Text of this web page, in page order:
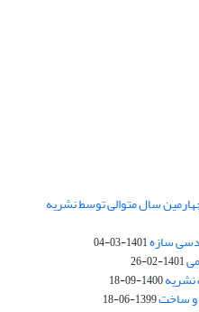
سال متوالی توسط نشریه
سازه1401-03-04
1401-02-26
1400-09-18
1399-06-18